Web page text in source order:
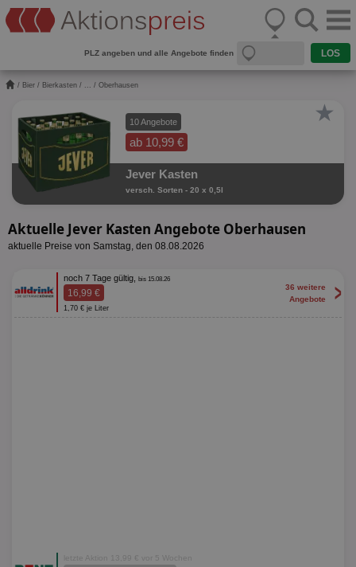
PLZ angeben und alle Angebote finden
/ Bier / Bierkasten / ... / Oberhausen
10 Angebote
ab 10,99 €
★
Jever Kasten
versch. Sorten - 20 x 0,5l
Aktuelle Jever Kasten Angebote Oberhausen
aktuelle Preise von Samstag, den 08.08.2026
noch 7 Tage gültig, bis 15.08.26
16,99 €
1,70 € je Liter
36 weitere
Angebote
>
letzte Aktion 13,99 € vor 5 Wochen